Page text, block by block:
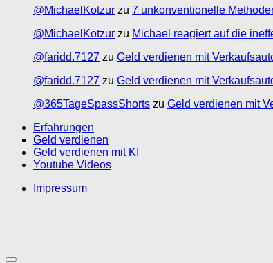
@MichaelKotzur zu 7 unkonventionelle
@MichaelKotzur zu Michael reagiert auf die
@faridd.7127 zu Geld verdienen mit
@faridd.7127 zu Geld verdienen mit
@365TageSpassShorts zu Geld verdienen mit
Erfahrungen
Geld verdienen
Geld verdienen mit KI
Youtube Videos
Impressum